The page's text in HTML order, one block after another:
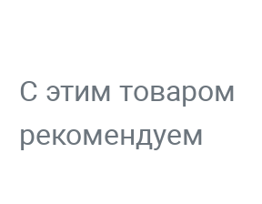
С этим товаром
рекомендуем